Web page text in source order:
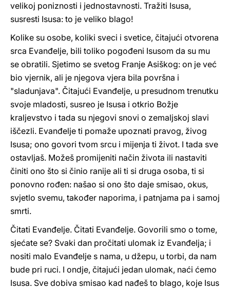
velikoj poniznosti i jednostavnosti. Tražiti Isusa,
susresti Isusa: to je veliko blago!
Kolike su osobe, koliki sveci i svetice, čitajući otvorena
srca Evanđelje, bili toliko pogođeni Isusom da su mu
se obratili. Sjetimo se svetog Franje Asiškog: on je već
bio vjernik, ali je njegova vjera bila površna i
"sladunjava". Čitajući Evanđelje, u presudnom trenutku
svoje mladosti, susreo je Isusa i otkrio Božje
kraljevstvo i tada su njegovi snovi o zemaljskoj slavi
iščezli. Evanđelje ti pomaže upoznati pravog, živog
Isusa; ono govori tvom srcu i mijenja ti život. I tada sve
ostavljaš. Možeš promijeniti način života ili nastaviti
činiti ono što si činio ranije ali ti si druga osoba, ti si
ponovno rođen: našao si ono što daje smisao, okus,
svjetlo svemu, također naporima, i patnjama pa i samoj
smrti.
Čitati Evanđelje. Čitati Evanđelje. Govorili smo o tome,
sjećate se? Svaki dan pročitati ulomak iz Evanđelja; i
nositi malo Evanđelje s nama, u džepu, u torbi, da nam
bude pri ruci. I ondje, čitajući jedan ulomak, naći ćemo
Isusa. Sve dobiva smisao kad nađeš to blago, koje Isus